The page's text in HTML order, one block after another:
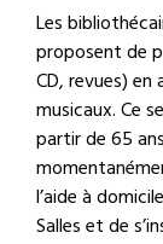
Les
proposent de
CD, revues)
musicaux. Ce
partir de 65
l’aide à
Salles et de